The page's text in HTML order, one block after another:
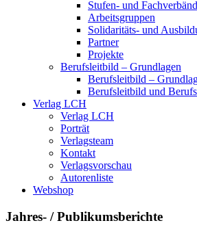
Stufen- und
Arbeitsgruppen
Solidaritäts- und
Partner
Projekte
Berufsleitbild – Grundlagen
Berufsleitbild –
Berufsleitbild und
Verlag LCH
Verlag LCH
Porträt
Verlagsteam
Kontakt
Verlagsvorschau
Autorenliste
Webshop
Jahres- / Publikumsberichte